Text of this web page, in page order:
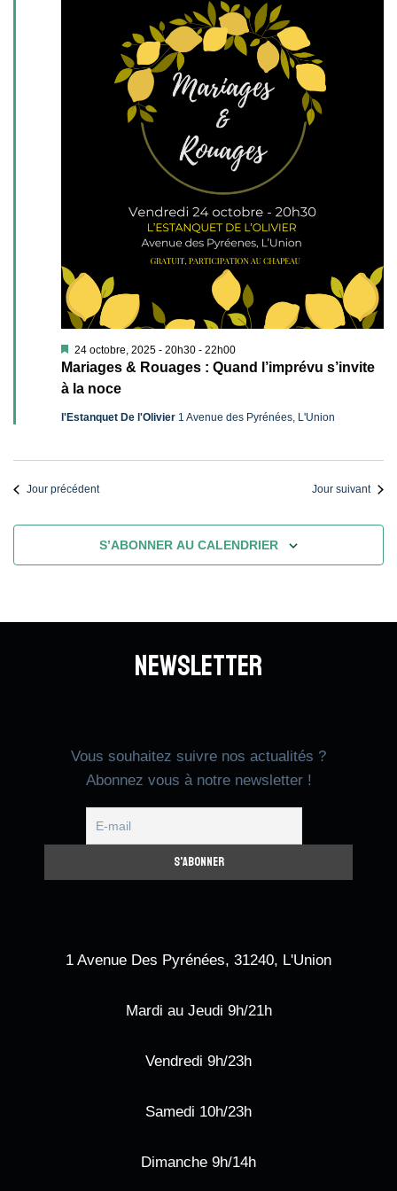
Mariages & Rouages : Quand l’imprévu s’invite
à la noce
Mis
en
avant
24 octobre, 2025 - 20h30- 22h00
l'Estanquet De l'Olivier 1 Avenue des Pyrénées, L'Union
Jour précédent Jour suivant
S’ABONNER AU CALENDRIER
Newsletter
Vous souhaitez suivre nos actualités ?
Abonnez vous à notre newsletter !
1 Avenue Des Pyrénées, 31240, L'Union
Mardi au Jeudi 9h/21h
Vendredi 9h/23h
Samedi 10h/23h
Dimanche 9h/14h